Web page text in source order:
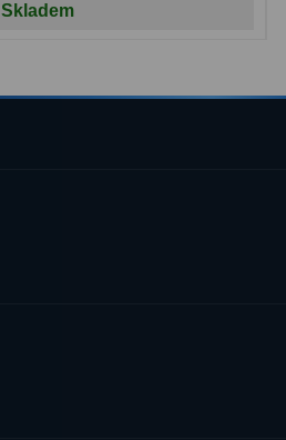
Skladem